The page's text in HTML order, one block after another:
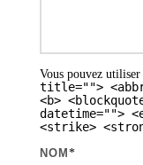
Vous pouvez utiliser
title="">
<b>
datetime="">
<strike>
NOM *